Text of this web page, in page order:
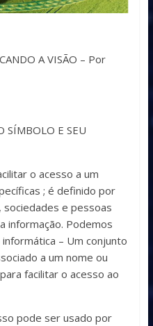
A VISÃO – Por
SÍMBOLO E SEU
o acesso a um
; é definido por
e pessoas
informação. Podemos
– Um conjunto
a um nome ou
facilitar o acesso ao
pode ser usado por